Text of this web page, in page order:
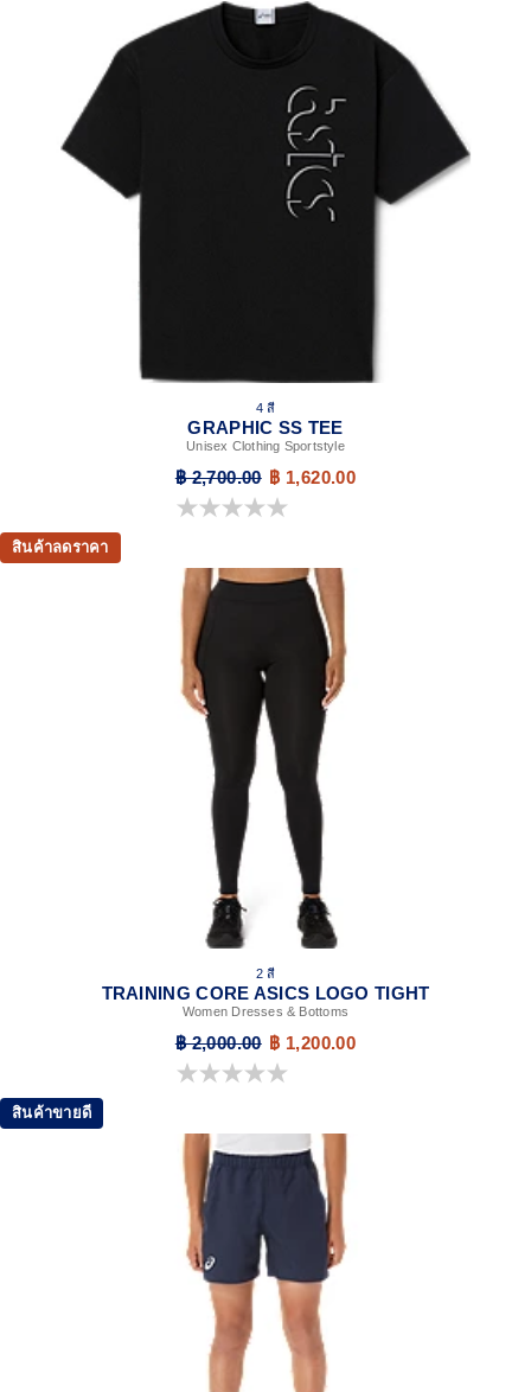
4 สี
GRAPHIC SS TEE
Unisex Clothing Sportstyle
฿ 2,700.00 ฿ 1,620.00
0.0 จาก 5 ดาว
สินค้าลดราคา
2 สี
TRAINING CORE ASICS LOGO TIGHT
Women Dresses & Bottoms
฿ 2,000.00 ฿ 1,200.00
0.0 จาก 5 ดาว
สินค้าขายดี